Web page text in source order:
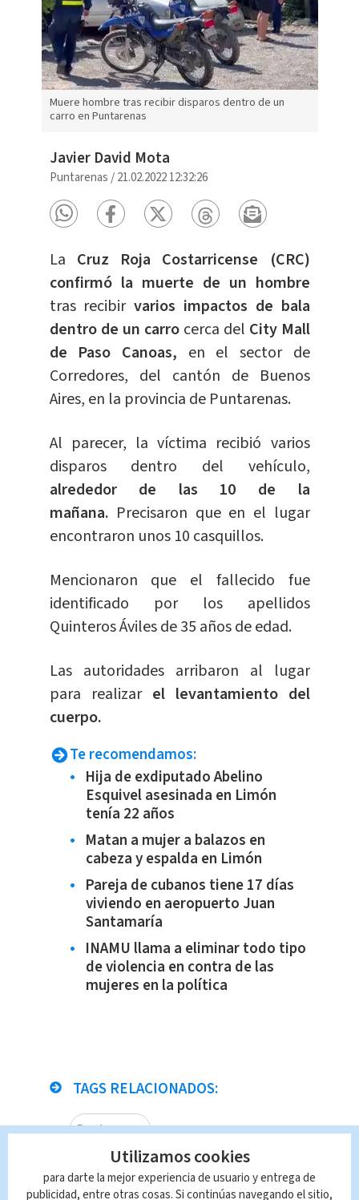
Muere hombre tras recibir disparos dentro de un
carro en Puntarenas
Javier David Mota
Puntarenas /21.02.2022 12:32:26
La Cruz Roja Costarricense (CRC)
confirmó la muerte de un hombre
tras recibirvarios impactos de bala
dentro de un carro cerca del City Mall
de Paso Canoas, en el sector de
Corredores, del cantón de Buenos
Aires, en la provincia de Puntarenas.
Al parecer, la víctima recibió varios
disparos dentro del vehículo,
alrededor de las 10 de la
mañana. Precisaron que en el lugar
encontraron unos 10 casquillos.
Mencionaron que el fallecido fue
identificado por los apellidos
Quinteros Áviles de 35 años de edad.
Las autoridades arribaron al lugar
para realizar el levantamiento del
cuerpo.
Te recomendamos:
Hija de exdiputado Abelino
Esquivel asesinada en Limón
tenía 22 años
Matan a mujer a balazos en
cabeza y espalda en Limón
Pareja de cubanos tiene 17 días
viviendo en aeropuerto Juan
Santamaría
INAMU llama a eliminar todo tipo
de violencia en contra de las
mujeres en la política
TAGS RELACIONADOS:
Puntarenas
Queda prohibida la reproducción total o
parcial del contenido de esta página, mismo
Utilizamos cookies
para darte la mejor experiencia de usuario y entrega de
publicidad, entre otras cosas. Si continúas navegando el sitio,